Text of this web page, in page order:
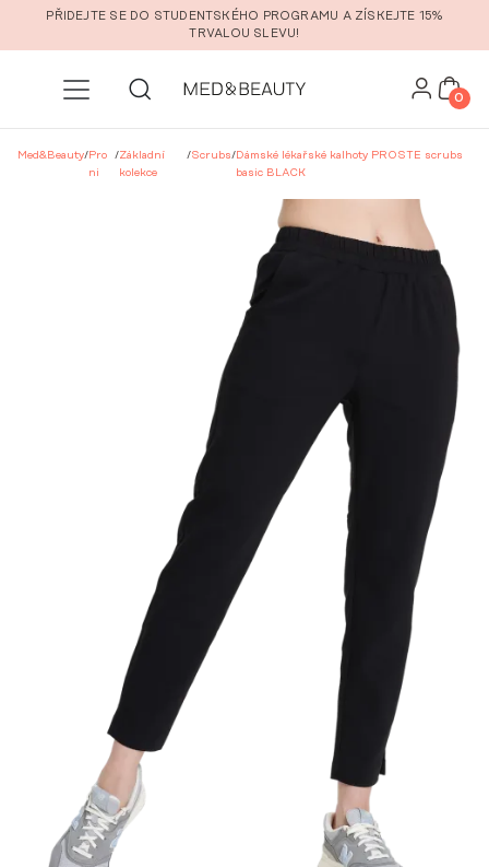
Přeskočit na hlavní obsah
PŘIDEJTE SE DO STUDENTSKÉHO PROGRAMU A ZÍSKEJTE 15%
TRVALOU SLEVU!
0
Med&Beauty/Pro
ni
/Základní
kolekce
/Scrubs/Dámské lékařské kalhoty PROSTE scrubs
basic BLACK